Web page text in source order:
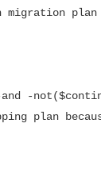
migration